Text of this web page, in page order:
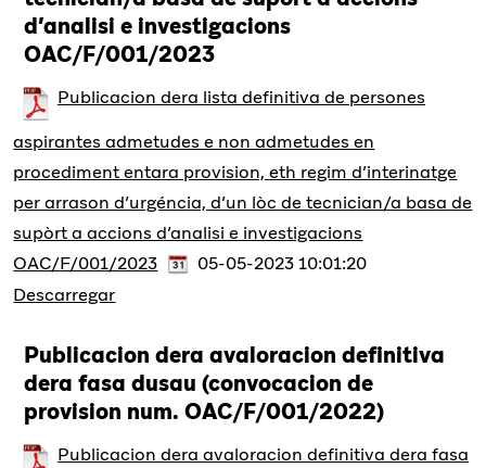
d’analisi e investigacions
OAC/F/001/2023
Publicacion dera lista definitiva de persones
aspirantes admetudes e non admetudes en
procediment entara provision, eth regim d’interinatge
per arrason d’urgéncia, d’un lòc de tecnician/a basa de
supòrt a accions d’analisi e investigacions
OAC/F/001/2023
05-05-2023 10:01:20
Descarregar
Publicacion dera avaloracion definitiva
dera fasa dusau (convocacion de
provision num. OAC/F/001/2022)
Publicacion dera avaloracion definitiva dera fasa